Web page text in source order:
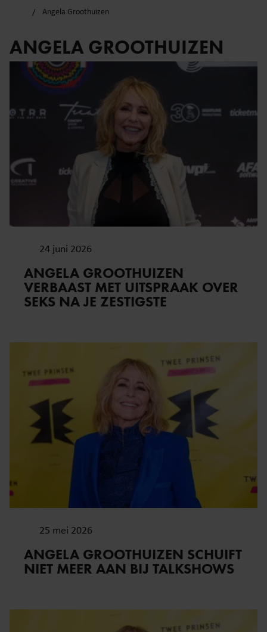
Angela Groothuizen
ANGELA GROOTHUIZEN
24 juni 2026
ANGELA GROOTHUIZEN
VERBAAST MET UITSPRAAK OVER
SEKS NA JE ZESTIGSTE
25 mei 2026
ANGELA GROOTHUIZEN SCHUIFT
NIET MEER AAN BIJ TALKSHOWS